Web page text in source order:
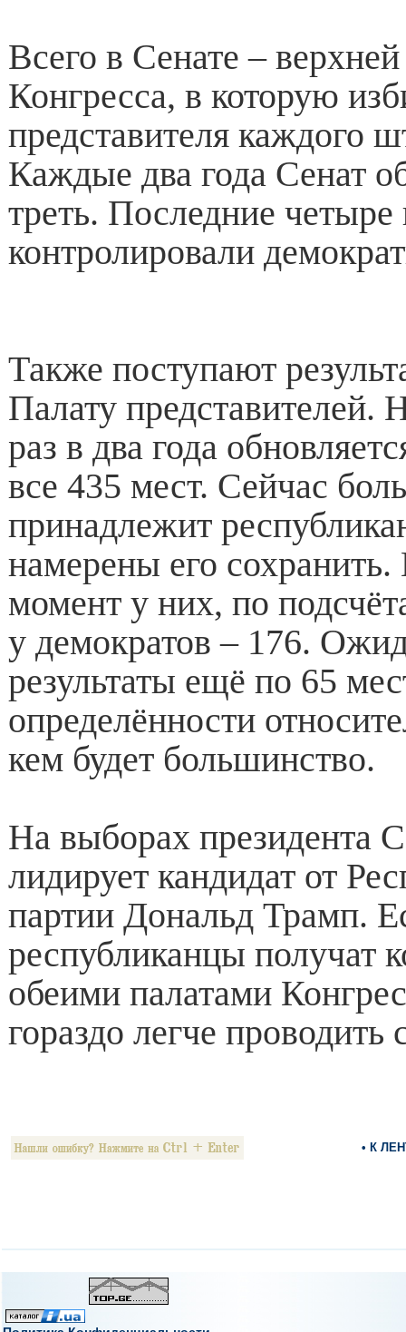
Всего в Сенате – верхней
Конгресса, в которую
представителя каждого
Каждые два года Сенат
треть. Последние четыре
контролировали
Также поступают
Палату представителей.
раз в два года
все 435 мест. Сейчас
принадлежит
намерены его
момент у них, по
у демократов – 176.
результаты ещё по 65
определённости
кем будет большинство.
На выборах президента
лидирует кандидат от
партии Дональд Трамп.
республиканцы получат
обеими палатами
гораздо легче
• К